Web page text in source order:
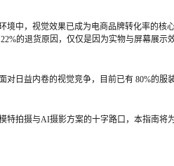
境中，视觉效果已成为电商品牌转化率的
的退货原因，仅仅是因为实物与屏幕展示
对日益内卷的视觉竞争，目前已有 80%的服
特拍摄与AI摄影方案的十字路口，本指南